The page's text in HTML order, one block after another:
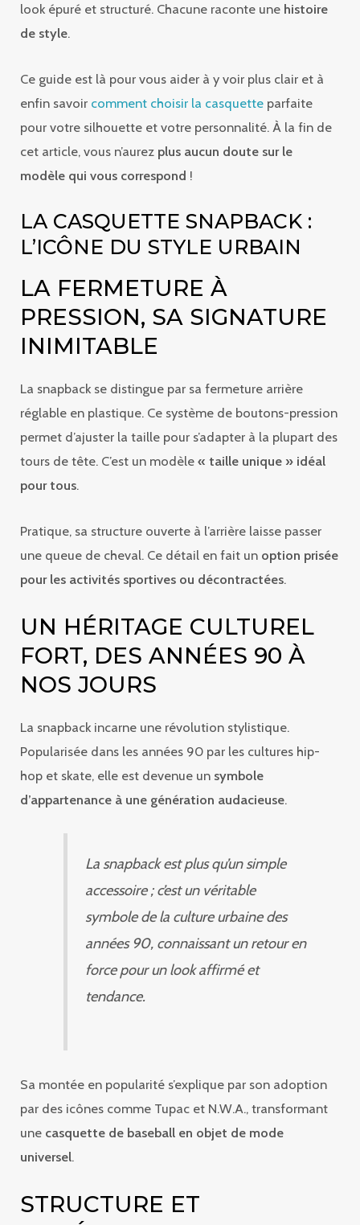
look épuré et structuré. Chacune raconte une histoire
de style.
Ce guide est là pour vous aider à y voir plus clair et à
enfin savoir comment choisir la casquette parfaite
pour votre silhouette et votre personnalité. À la fin de
cet article, vous n’aurez plus aucun doute sur le
modèle qui vous correspond !
LA CASQUETTE SNAPBACK :
L’ICÔNE DU STYLE URBAIN
LA FERMETURE À
PRESSION, SA SIGNATURE
INIMITABLE
La snapback se distingue par sa fermeture arrière
réglable en plastique. Ce système de boutons-pression
permet d’ajuster la taille pour s’adapter à la plupart des
tours de tête. C’est un modèle« taille unique » idéal
pour tous.
Pratique, sa structure ouverte à l’arrière laisse passer
une queue de cheval. Ce détail en fait un option prisée
pour les activités sportives ou décontractées.
UN HÉRITAGE CULTUREL
FORT, DES ANNÉES 90 À
NOS JOURS
La snapback incarne une révolution stylistique.
Popularisée dans les années 90 par les cultures hip-
hop et skate, elle est devenue un symbole
d’appartenance à une génération audacieuse.
La snapback est plus qu’un simple
accessoire ; c’est un véritable
symbole de la culture urbaine des
années 90, connaissant un retour en
force pour un look affirmé et
tendance.
Sa montée en popularité s’explique par son adoption
par des icônes comme Tupac et N.W.A., transformant
une casquette de baseball en objet de mode
universel.
STRUCTURE ET